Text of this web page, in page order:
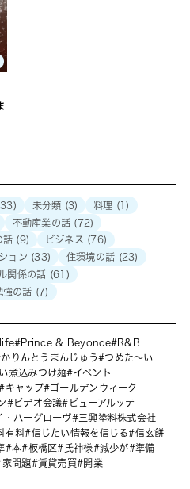
未分類 (3) 料理 (1)
不動産業の話 (72)
話 (9) ビジネス (76)
ョン (33) 住環境の話 (23)
関係の話 (61)
強の話 (7)
Prince & Beyonce
R&B
かりんとうまんじゅう
つめた～い
煮込みつけ麺
イベント
キャップ
ゴールデンウィーク
ビデオ会議
ビューアルッテ
・ハーグローヴ
三興塗料株式会社
有料 信じたい情報を信じる
信玄餅
本 板橋区 氏神様 減少が
準備
家問題 賃貸売買
開業